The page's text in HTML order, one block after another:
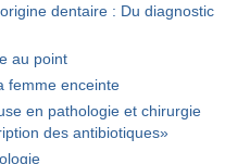
dentaire : Du diagnostic
au point
femme enceinte
en pathologie et chirurgie
des antibiotiques»